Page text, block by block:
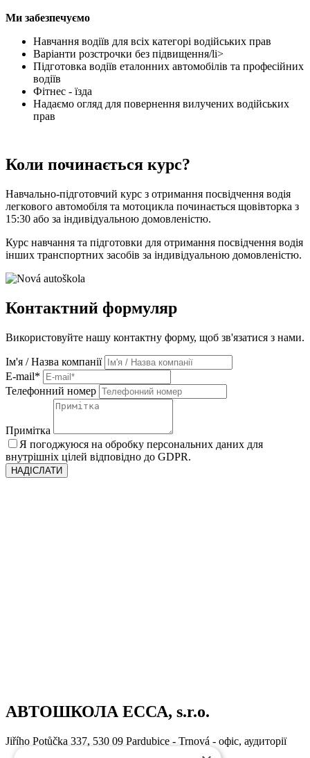
Ми забезпечуємо
Навчання водіїв для всіх категорі водійських прав
Варіанти розстрочки без підвищення/li>
Підготовка водіїв еталонних автомобілів та професійних
водіїв
Фітнес - їзда
Надаємо огляд для повернення вилучених водійських
прав
Коли починається курс?
Навчально-підготовчий курс з отримання посвідчення водія
легкового автомобіля та мотоцикла починається щовівторка з
15:30 або за індивідуальною домовленістю.
Курс навчання та підготовки для отримання посвідчення водія
інших транспортних засобів за індивідуальною домовленістю.
Контактний формуляр
Використовуйте нашу контактну форму, щоб зв'язатися з нами.
Ім'я / Назва компанії
E-mail*
Телефонний номер
Примітка
Я погоджуюся на обробку персональних даних для
внутрішніх цілей відповідно до GDPR.
НАДІСЛАТИ
АВТОШКОЛА ЕССА, s.r.o.
Jiřího Potůčka 337, 530 09 Pardubice - Trnová - офіс, аудиторії